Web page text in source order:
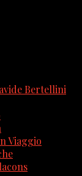
Bertellini
Viaggio